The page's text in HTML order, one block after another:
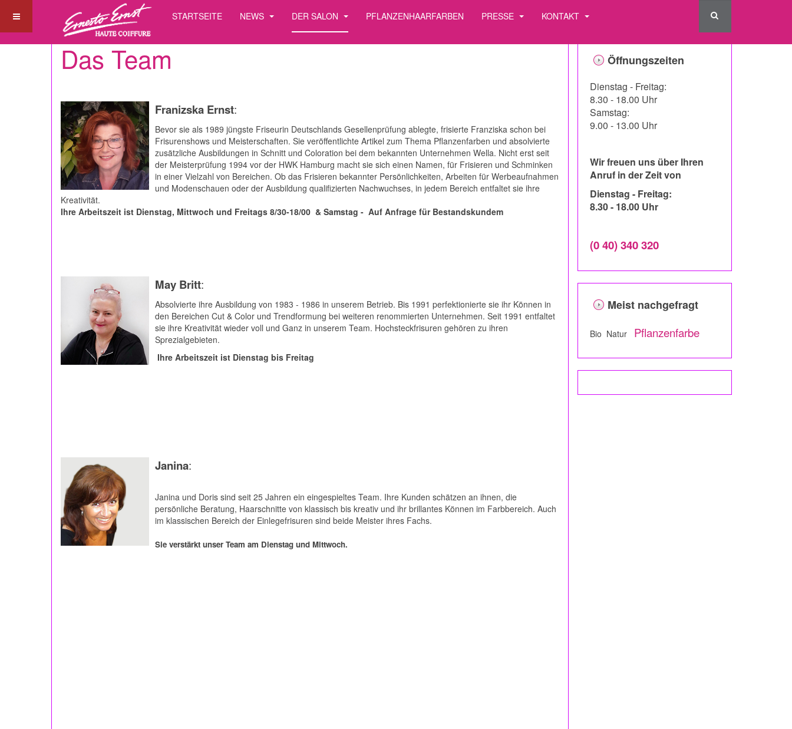
STARTSEITE NEWS DER SALON PFLANZENHAARFARBEN PRESSE KONTAKT
Das Team
Franizska Ernst:
Bevor sie als 1989 jüngste Friseurin Deutschlands Gesellenprüfung ablegte, frisierte Franziska schon bei
Frisurenshows und Meisterschaften. Sie veröffentlichte Artikel zum Thema Pflanzenfarben und absolvierte
zusätzliche Ausbildungen in Schnitt und Coloration bei dem bekannten Unternehmen Wella. Nicht erst seit
der Meisterprüfung 1994 vor der HWK Hamburg macht sie sich einen Namen, für Frisieren und Schminken
in einer Vielzahl von Bereichen. Ob das Frisieren bekannter Persönlichkeiten, Arbeiten für Werbeaufnahmen
und Modenschauen oder der Ausbildung qualifizierten Nachwuchses, in jedem Bereich entfaltet sie ihre
Kreativität.
Ihre Arbeitszeit ist Dienstag, Mittwoch und Freitags 8/30-18/00 & Samstag - Auf Anfrage für Bestandskundem
May Britt:
Absolvierte ihre Ausbildung von 1983 - 1986 in unserem Betrieb. Bis 1991 perfektionierte sie ihr Können in
den Bereichen Cut & Color und Trendformung bei weiteren renommierten Unternehmen. Seit 1991 entfaltet
sie ihre Kreativität wieder voll und Ganz in unserem Team. Hochsteckfrisuren gehören zu ihren
Sprezialgebieten.
Ihre Arbeitszeit ist Dienstag bis Freitag
Janina:
Janina und Doris sind seit 25 Jahren ein eingespieltes Team. Ihre Kunden schätzen an ihnen, die
persönliche Beratung, Haarschnitte von klassisch bis kreativ und ihr brillantes Können im Farbbereich. Auch
im klassischen Bereich der Einlegefrisuren sind beide Meister ihres Fachs.
Sie verstärkt unser Team am Dienstag und Mittwoch.
Öffnungszeiten
Dienstag - Freitag:
8.30 - 18.00 Uhr
Samstag:
9.00 - 13.00 Uhr
Wir freuen uns über Ihren
Anruf in der Zeit von
Dienstag - Freitag:
8.30 - 18.00 Uhr
(0 40) 340 320
Meist nachgefragt
Bio Natur Pflanzenfarbe